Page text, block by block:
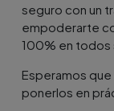
seguro con un
empoderarte
100% en todos
Esperamos
ponerlos en